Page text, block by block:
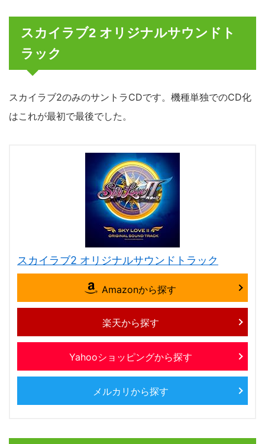
スカイラブ2 オリジナルサウンドト
ラック
スカイラブ2のみのサントラCDです。機種単独でのCD化
はこれが最初で最後でした。
スカイラブ2 オリジナルサウンドトラック
Amazonから探す
楽天から探す
Yahooショッピングから探す
メルカリから探す